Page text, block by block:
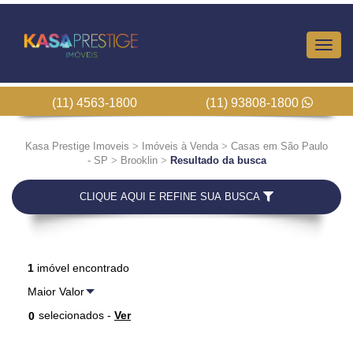
(11) 4563-1800 (11) 93808-1800
Kasa Prestige Imoveis > Imóveis à Venda > Casas em São Paulo
- SP > Brooklin> Resultado da busca
CLIQUE AQUI E REFINE SUA BUSCA
1 imóvel encontrado
0 selecionados - Ver